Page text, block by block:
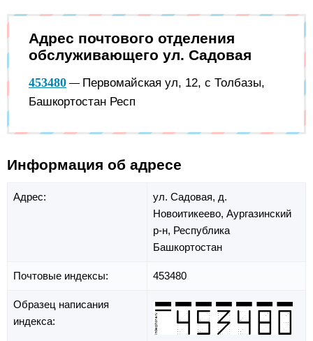
Адрес почтового отделения
обслуживающего ул. Садовая
453480 — Первомайская ул, 12, с Толбазы,
Башкортостан Респ
Информация об адресе
Адрес: ул. Садовая, д.
Новоитикеево, Аургазинский
р-н, Республика
Башкортостан
Почтовые индексы: 453480
Образец написания
индекса: